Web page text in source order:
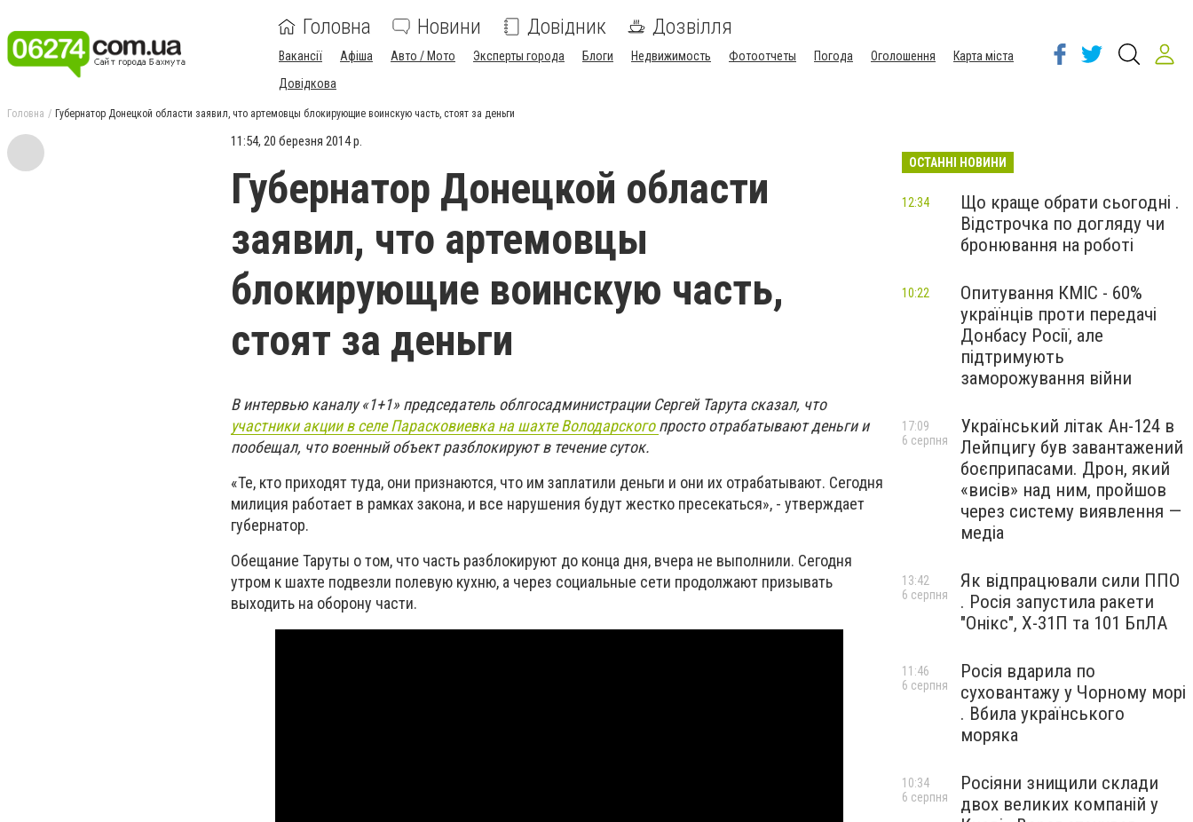
Головна Новини Довідник Дозвілля
Вакансії Афіша Авто / Мото Эксперты города Блоги Недвижимость Фотоотчеты Погода Оголошення
Карта міста
Довідкова
Головна Губернатор Донецкой области заявил, что артемовцы блокирующие воинскую часть, стоят за деньги
11:54, 20 березня 2014 р.
Губернатор Донецкой области
заявил, что артемовцы
блокирующие воинскую часть,
стоят за деньги
В интервью каналу «1+1» председатель облгосадминистрации Сергей Тарута сказал, что
участники акции в селе Парасковиевка на шахте Володарскогопросто отрабатывают деньги и
пообещал, что военный объект разблокируют в течение суток.
«Те, кто приходят туда, они признаются, что им заплатили деньги и они их отрабатывают. Сегодня
милиция работает в рамках закона, и все нарушения будут жестко пресекаться», - утверждает
губернатор.
Обещание Таруты о том, что часть разблокируют до конца дня, вчера не выполнили. Сегодня
утром к шахте подвезли полевую кухню, а через социальные сети продолжают призывать
выходить на оборону части.
ОСТАННІ НОВИНИ
Що краще обрати сьогодні .
Відстрочка по догляду чи
бронювання на роботі
12:34
Опитування КМІС - 60%
українців проти передачі
Донбасу Росії, але
підтримують
заморожування війни
10:22
Український літак Ан-124 в
Лейпцигу був завантажений
боєприпасами. Дрон, який
«висів» над ним, пройшов
через систему виявлення —
медіа
17:09
6 серпня
Як відпрацювали сили ППО
. Росія запустила ракети
"Онікс", Х-31П та 101 БпЛА
13:42
6 серпня
Росія вдарила по
суховантажу у Чорному морі
. Вбила українського
моряка
11:46
6 серпня
Росіяни знищили склади
двох великих компаній у
10:34
6 серпня